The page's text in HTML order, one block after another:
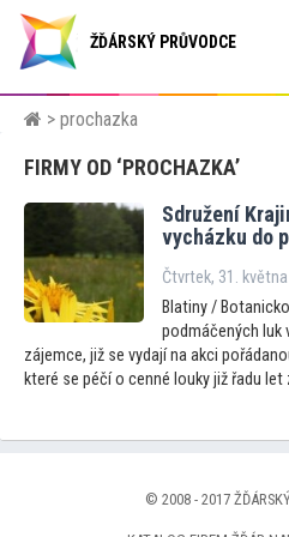
ŽĎÁRSKÝ PRŮVODCE
> prochazka
FIRMY OD ‘PROCHAZKA’
Sdružení
vycházku do
Čtvrtek, 31.
Blatiny /
podmáčených luk
zájemce, již se vydají na akci
které se péčí o cenné louky již řadu let
© 2008 - 2017